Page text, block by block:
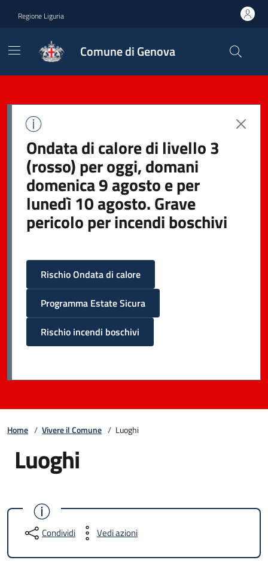
Regione Liguria
Comune di Genova
Ondata di calore di livello 3
(rosso) per oggi, domani
domenica 9 agosto e per
lunedì 10 agosto. Grave
pericolo per incendi boschivi
Rischio Ondata di calore
Programma Estate Sicura
Rischio incendi boschivi
Home / Vivere il Comune / Luoghi
Luoghi
Condividi Vedi azioni